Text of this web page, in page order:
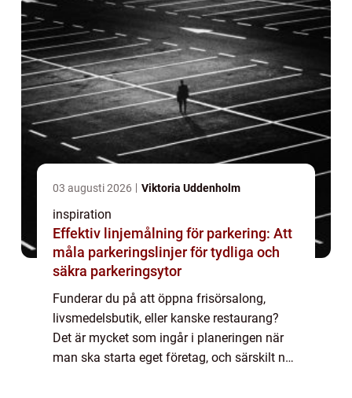
03 augusti 2026 Viktoria Uddenholm
inspiration
Effektiv linjemålning för parkering: Att
måla parkeringslinjer för tydliga och
säkra parkeringsytor
Funderar du på att öppna frisörsalong,
livsmedelsbutik, eller kanske restaurang?
Det är mycket som ingår i planeringen när
man ska starta eget företag, och särskilt när